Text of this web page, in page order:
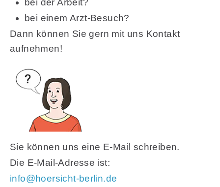
bei der Arbeit?
bei einem Arzt-Besuch?
Dann können Sie gern mit uns Kontakt
aufnehmen!
Sie können uns eine E-Mail schreiben.
Die E-Mail-Adresse ist:
info@hoersicht-berlin.de